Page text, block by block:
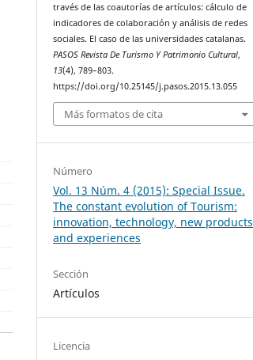
través de las coautorías de artículos: cálculo de
indicadores de colaboración y análisis de redes
sociales. El caso de las universidades catalanas.
PASOS Revista De Turismo Y Patrimonio Cultural,
13(4), 789–803.
https://doi.org/10.25145/j.pasos.2015.13.055
Más formatos de cita
Número
Vol. 13 Núm. 4 (2015): Special Issue.
The constant evolution of Tourism:
innovation, technology, new products
and experiences
Sección
Artículos
Licencia